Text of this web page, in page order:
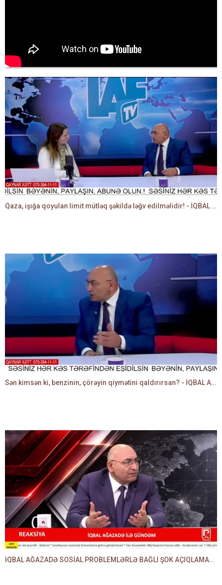
Qaza, işığa qoyulan limit mütləq şəkildə ləğv edilməlidir! - İQBAL AĞAZADƏ
Sən kimsən ki, benzinin, çörəyin qiymətini qaldırırsan? - İQBAL AĞAZADƏ
İQBAL AĞAZADƏ SOSİAL PROBLEMLƏRLƏ BAĞLI ŞOK AÇIQLAMALAR VERDİ